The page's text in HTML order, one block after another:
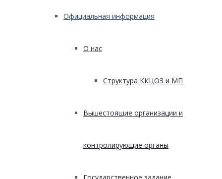
Официальная информация
О нас
Структура ККЦОЗ и МП
Вышестоящие организации и
контролирующие органы